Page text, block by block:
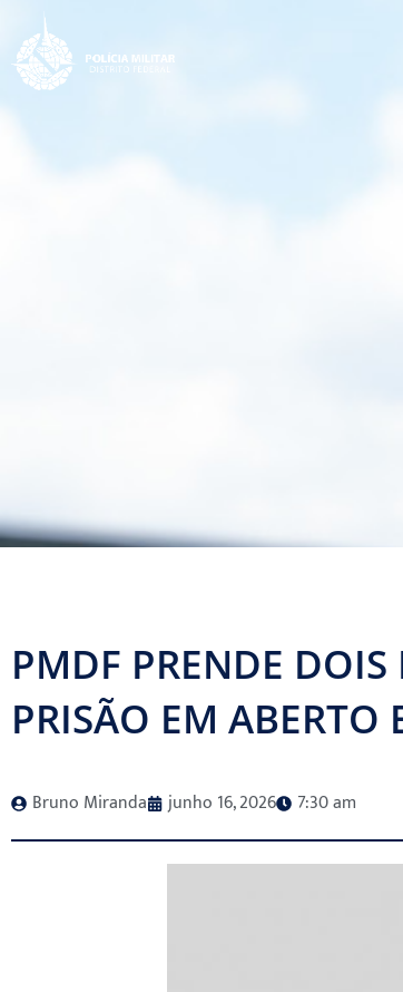
PMDF PRENDE
PRISÃO EM ABERTO
Bruno Miranda junho 16, 2026 7:30 am